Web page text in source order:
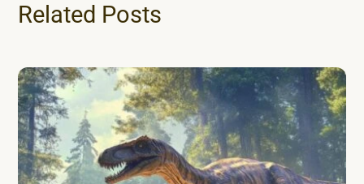
Related Posts